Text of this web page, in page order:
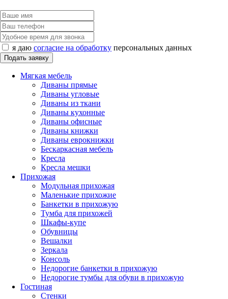
я даю согласие на обработку персональных данных
Мягкая мебель
Диваны прямые
Диваны угловые
Диваны из ткани
Диваны кухонные
Диваны офисные
Диваны книжки
Диваны еврокнижки
Бескаркасная мебель
Кресла
Кресла мешки
Прихожая
Модульная прихожая
Маленькие прихожие
Банкетки в прихожую
Тумба для прихожей
Шкафы-купе
Обувницы
Вешалки
Зеркала
Консоль
Недорогие банкетки в прихожую
Недорогие тумбы для обуви в прихожую
Гостиная
Стенки